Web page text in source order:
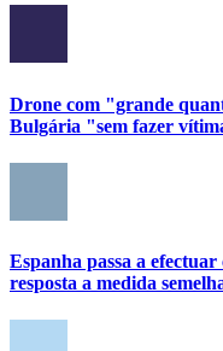
Drone com "grande
Bulgária "sem fazer
Espanha passa a
resposta a medida